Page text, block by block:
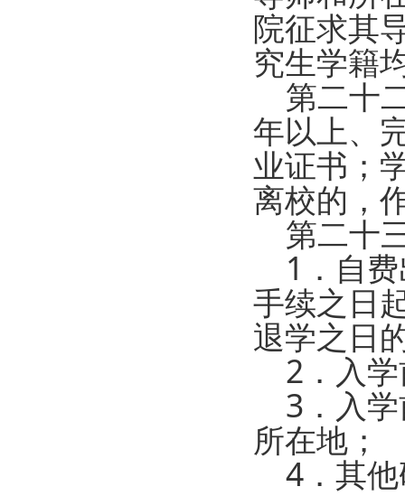
院征求其
究生学籍
第二十
年以上、
业证书；
离校的，
第二十
1．自费
手续之日
退学之日
2．入学
3．入学
所在地；
4．其他